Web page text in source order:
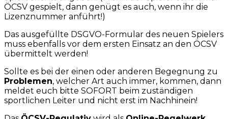
ÖCSV gespielt, dann genügt es auch, wenn ihr die
Lizenznummer anführt!)
Das ausgefüllte DSGVO-Formular des neuen Spielers
muss ebenfalls vor dem ersten Einsatz an den ÖCSV
übermittelt werden!
Sollte es bei der einen oder anderen Begegnung zu
Problemen, welcher Art auch immer, kommen, dann
meldet euch bitte SOFORT beim zuständigen
sportlichen Leiter und nicht erst im Nachhinein!